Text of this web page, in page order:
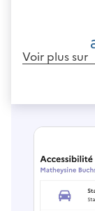
Voir plus sur